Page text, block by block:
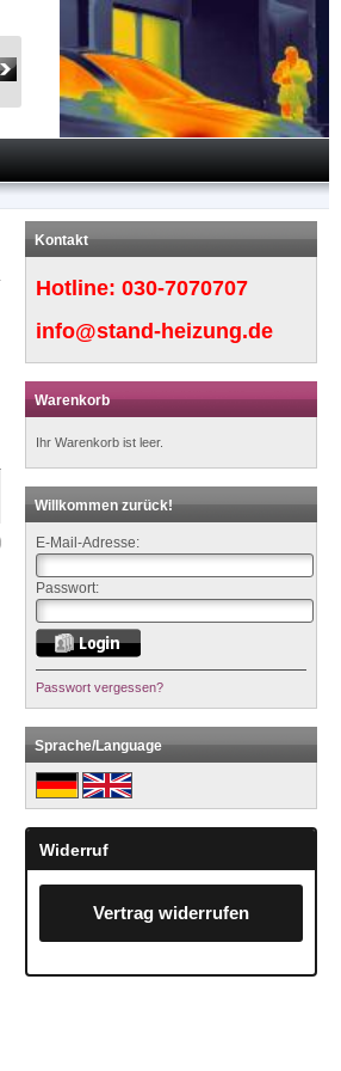
Kontakt
Hotline:030-7070707
info@stand-heizung.de
Warenkorb
Ihr Warenkorb ist leer.
Willkommen zurück!
E-Mail-Adresse:
Passwort:
Passwort vergessen?
Sprache/Language
Widerruf
Vertrag widerrufen